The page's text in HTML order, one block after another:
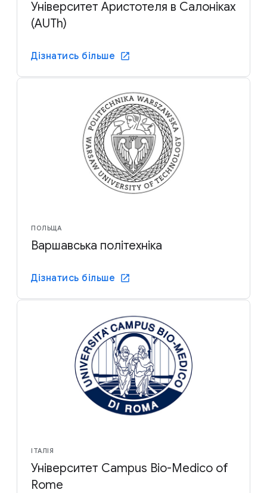
Університет Аристотеля в Салоніках
(AUTh)
Дізнатись більше
ПОЛЬЩА
Варшавська політехніка
Дізнатись більше
ІТАЛІЯ
Університет Campus Bio-Medico of
Rome